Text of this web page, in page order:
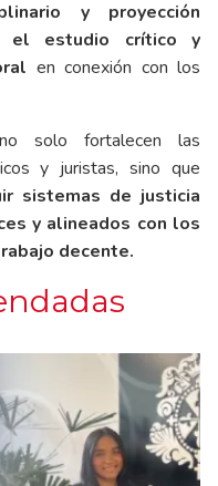
y proyección
el estudio crítico y
en conexión con los
solo fortalecen las
y juristas, sino que
sistemas de justicia
y alineados con los
decente.